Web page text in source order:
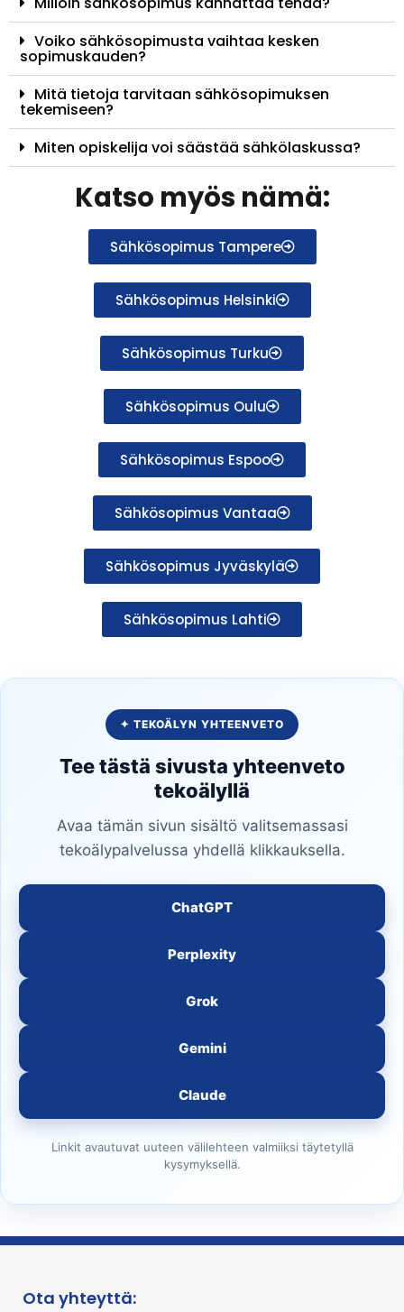
Voiko sähkösopimusta vaihtaa kesken
sopimuskauden?
Mitä tietoja tarvitaan sähkösopimuksen
tekemiseen?
Miten opiskelija voi säästää sähkölaskussa?
Katso myös nämä:
Sähkösopimus Tampere
Sähkösopimus Helsinki
Sähkösopimus Turku
Sähkösopimus Oulu
Sähkösopimus Espoo
Sähkösopimus Vantaa
Sähkösopimus Jyväskylä
Sähkösopimus Lahti
✦ TEKOÄLYN YHTEENVETO
Tee tästä sivusta yhteenveto
tekoälyllä
Avaa tämän sivun sisältö valitsemassasi
tekoälypalvelussa yhdellä klikkauksella.
ChatGPT
Perplexity
Grok
Gemini
Claude
Linkit avautuvat uuteen välilehteen valmiiksi täytetyllä
kysymyksellä.
Ota yhteyttä: